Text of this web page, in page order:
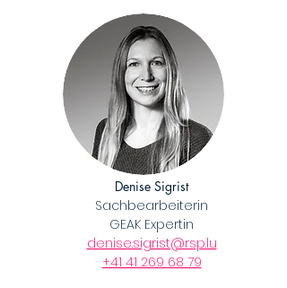
Denise Sigrist
Sachbearbeiterin
GEAK Expertin
denise.sigrist@rsp.lu
​+41 41 269 68 79